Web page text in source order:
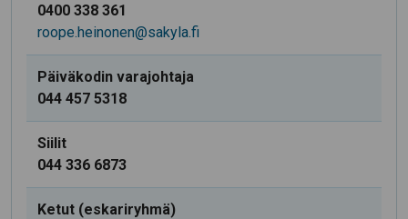
0400 338 361
roope.heinonen@sakyla.fi
Päiväkodin varajohtaja
044 457 5318
Siilit
044 336 6873
Ketut (eskariryhmä)